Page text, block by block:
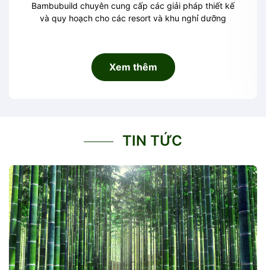
Bambubuild chuyên cung cấp các giải pháp thiết kế
và quy hoạch cho các resort và khu nghỉ dưỡng
Xem thêm
TIN TỨC